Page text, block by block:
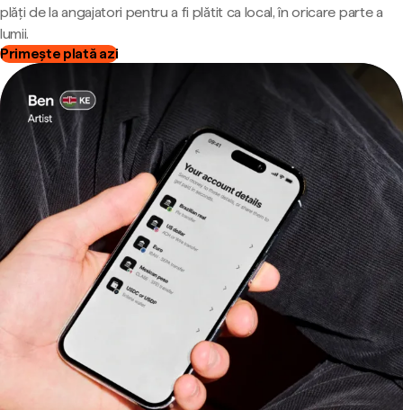
plăți de la angajatori pentru a fi plătit ca local, în oricare parte a
lumii.
Primește plată azi